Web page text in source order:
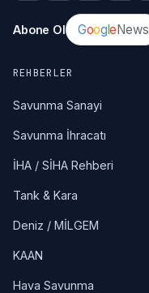
Abone Ol GoogleNews
REHBERLER
Savunma Sanayi
Savunma İhracatı
İHA / SİHA Rehberi
Tank & Kara
Deniz / MİLGEM
KAAN
Hava Savunma